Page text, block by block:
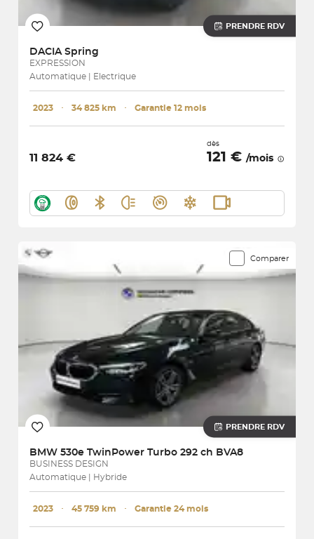
PRENDRE RDV
DACIA Spring
EXPRESSION
Automatique | Electrique
2023 ･ 34 825 km ･ Garantie 12 mois
11 824 €
dès
121 € /mois
Comparer
PRENDRE RDV
BMW 530e TwinPower Turbo 292 ch BVA8
BUSINESS DESIGN
Automatique | Hybride
2023 ･ 45 759 km ･ Garantie 24 mois